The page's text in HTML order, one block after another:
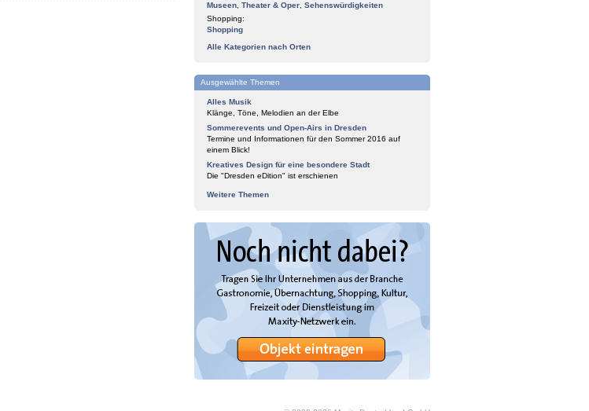
Museen Theater & Oper Sehenswürdigkeiten
Shopping:
Shopping
Alle Kategorien nach Orten
Ausgewählte Themen
Alles Musik
Klänge, Töne, Melodien an der Elbe
Sommerevents und Open-Airs in Dresden
Termine und Informationen für den Sommer 2016 auf
einem Blick!
Kreatives Design für eine besondere Stadt
Die "Dresden eDition" ist erschienen
Weitere Themen